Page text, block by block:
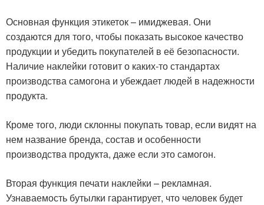
Основная функция этикеток – имиджевая. Они
создаются для того, чтобы показать высокое качество
продукции и убедить покупателей в её безопасности.
Наличие наклейки готовит о каких-то стандартах
производства самогона и убеждает людей в надежности
продукта.
Кроме того, люди склонны покупать товар, если видят на
нем название бренда, состав и особенности
производства продукта, даже если это самогон.
Вторая функция печати наклейки – рекламная.
Узнаваемость бутылки гарантирует, что человек будет